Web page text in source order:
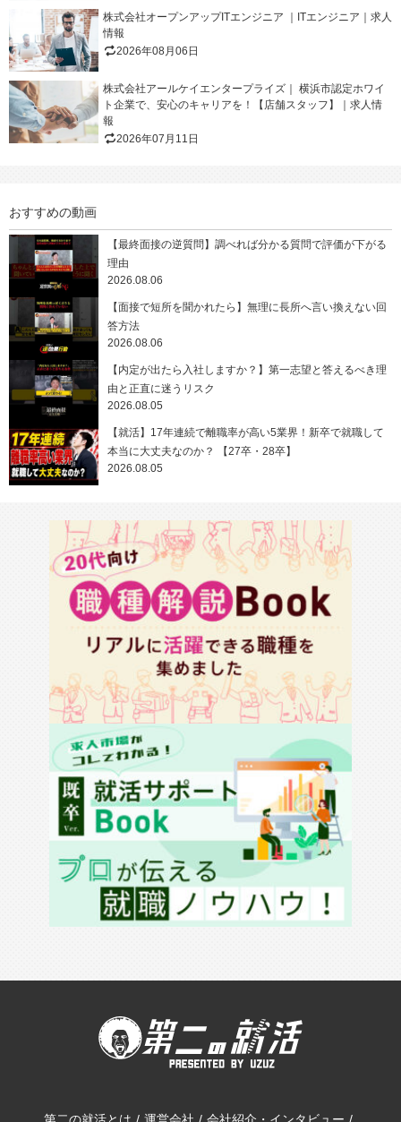
株式会社オープンアップITエンジニア ｜ITエンジニア｜求人
情報
2026年08月06日
株式会社アールケイエンタープライズ｜ 横浜市認定ホワイ
ト企業で、安心のキャリアを！【店舗スタッフ】｜求人情
報
2026年07月11日
おすすめの動画
【最終面接の逆質問】調べれば分かる質問で評価が下がる
理由
2026.08.06
【面接で短所を聞かれたら】無理に長所へ言い換えない回
答方法
2026.08.06
【内定が出たら入社しますか？】第一志望と答えるべき理
由と正直に迷うリスク
2026.08.05
【就活】17年連続で離職率が高い5業界！新卒で就職して
本当に大丈夫なのか？ 【27卒・28卒】
2026.08.05